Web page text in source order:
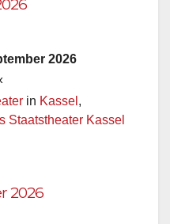
2026
in Kassel ,
Staatstheater Kassel
2026